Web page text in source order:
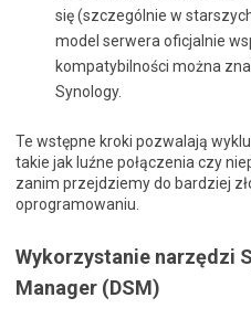
się (szczególnie w
model serwera oficjalnie
kompatybilności można
Synology.
Te wstępne kroki pozwalają
takie jak luźne połączenia czy
zanim przejdziemy do bardziej
oprogramowaniu.
Wykorzystanie narzędzi
Manager (DSM)